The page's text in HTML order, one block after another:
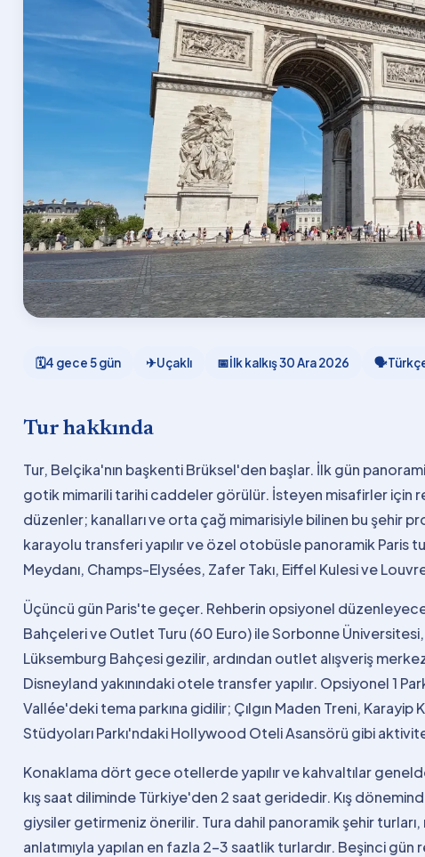
🗓4 gece 5 gün ✈Uçaklı 📅İlk kalkış30 Ara 2026 🗣
Tur hakkında
Tur, Belçika'nın başkenti Brüksel'den başlar. İlk gün
gotik mimarili tarihi caddeler görülür. İsteyen misafirler için
düzenler; kanalları ve orta çağ mimarisiyle bilinen bu şehir
karayolu transferi yapılır ve özel otobüsle panoramik Paris
Meydanı, Champs-Elysées, Zafer Takı, Eiffel Kulesi ve
Üçüncü gün Paris'te geçer. Rehberin opsiyonel
Bahçeleri ve Outlet Turu (60 Euro) ile Sorbonne
Lüksemburg Bahçesi gezilir, ardından outlet alışveriş
Disneyland yakınındaki otele transfer yapılır. Opsiyonel 1
Vallée'deki tema parkına gidilir; Çılgın Maden Treni, Karayip
Stüdyoları Parkı'ndaki Hollywood Oteli Asansörü gibi
Konaklama dört gece otellerde yapılır ve kahvaltılar
kış saat diliminde Türkiye'den 2 saat geridedir. Kış
giysiler getirmeniz önerilir. Tura dahil panoramik şehir
anlatımıyla yapılan en fazla 2-3 saatlik turlardır. Beşinci